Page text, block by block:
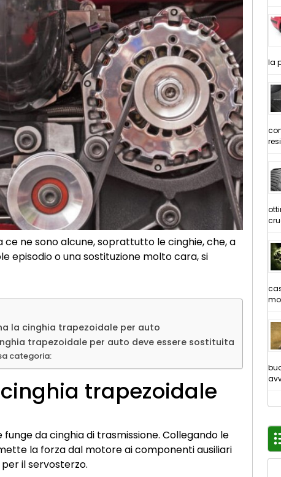
ne sono alcune, soprattutto le cinghie, che, a
episodio o una sostituzione molto cara, si
la cinghia trapezoidale per auto
trapezoidale per auto deve essere sostituita
categoria:
trapezoidale
da cinghia di trasmissione. Collegando le
la forza dal motore ai componenti ausiliari
il servosterzo.
la